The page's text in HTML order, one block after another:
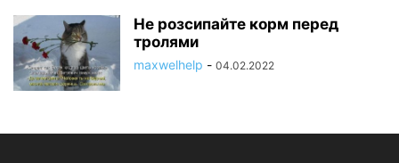
Не розсипайте корм перед
тролями
maxwelhelp - 04.02.2022